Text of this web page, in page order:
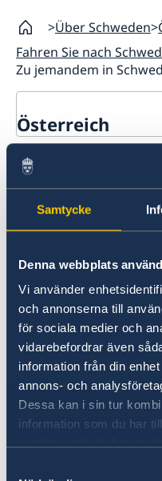
Samtycke
Denna webbplats
Vi använder
och annonserna till
för sociala medier och
vidarebefordrar även
information från din
annons- och
Dessa kan i sin tur
information som du har
Über Schweden
Fahren Sie nach
Zu jemandem in
Österreich
Fahren Sie nach
Zu jemandem in
In Schweden arbeiten
In Schweden studieren
Schweden besuchen
Jagd in Schweden
Zu
umziehen
bearbeitet keine
Für Informationen in
bitte an eine der
Botschaften in
(Migrationsverket)